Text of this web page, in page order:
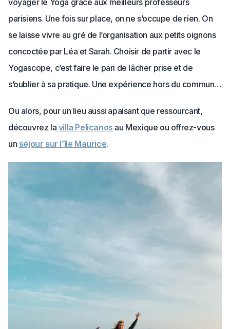
parisiens. Une fois sur place, on ne s’occupe de rien. On
se laisse vivre au gré de l’organisation aux petits oignons
concoctée par Léa et Sarah. Choisir de partir avec le
Yogascope, c’est faire le pari de lâcher prise et de
s’oublier à sa pratique. Une expérience hors du commun…
Ou alors, pour un lieu aussi apaisant que ressourcant,
découvrez la villa Pelicanos au Mexique ou offrez-vous
un séjour sur l’île Maurice.